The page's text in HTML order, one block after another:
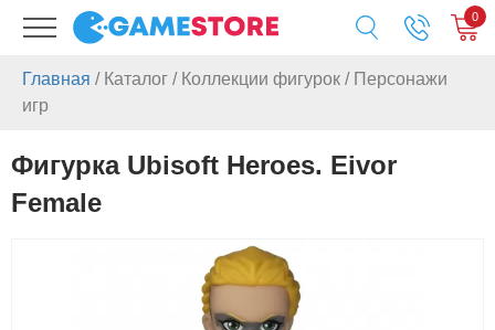
0
Главная / Каталог / Коллекции фигурок / Персонажи
игр
Фигурка Ubisoft Heroes. Eivor
Female